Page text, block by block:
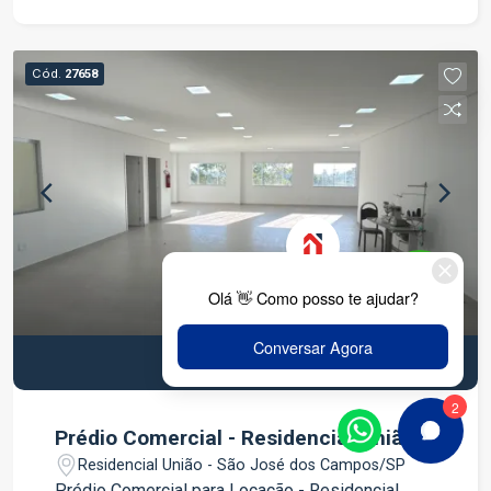
1 banheiro Piso Superior 4 dormitórios, sendo 2
suítes 1 banheiro social Varanda Último Piso Sala
Cozinha 2 dormitórios 1 banheiro social Varanda
Ambientes amplos, bem distribuídos e arejados
Excelente localização no Morumbi, com fácil
acesso às principais vias, comércios e serviços
Ideal para uso residencial ou comercial. Entre em
contato para mais informações e agende uma
Cód. 27658
R$ 28.000,00
R$ 25.000,00 L
Prédio Comercial - Residencial União.
Residencial União - São José dos Campos/SP